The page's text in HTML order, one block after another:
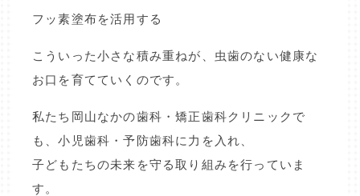
フッ素塗布を活用する
こういった小さな積み重ねが、虫歯のない健康な
お口を育てていくのです。
私たち岡山なかの歯科・矯正歯科クリニックで
も、小児歯科・予防歯科に力を入れ、
子どもたちの未来を守る取り組みを行っていま
す。